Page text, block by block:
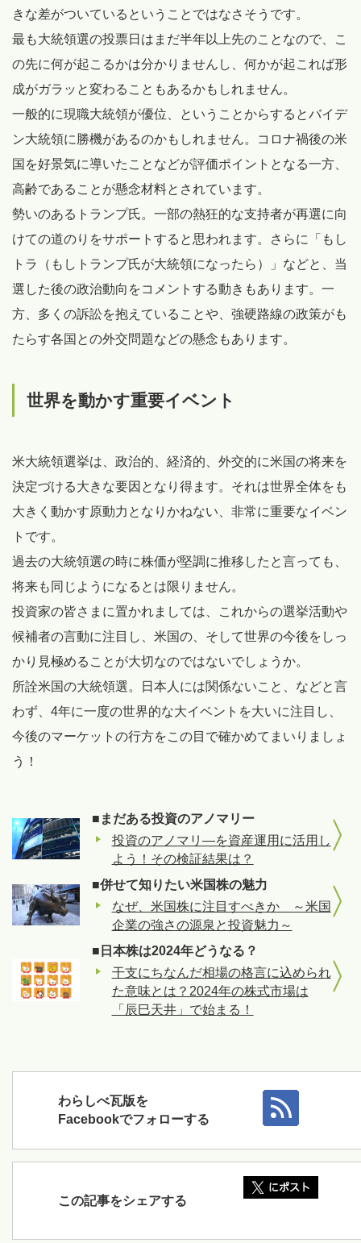
きな差がついているということではなさそうです。
最も大統領選の投票日はまだ半年以上先のことなので、こ
の先に何が起こるかは分かりませんし、何かが起これば形
成がガラッと変わることもあるかもしれません。
一般的に現職大統領が優位、ということからするとバイデ
ン大統領に勝機があるのかもしれません。コロナ禍後の米
国を好景気に導いたことなどが評価ポイントとなる一方、
高齢であることが懸念材料とされています。
勢いのあるトランプ氏。一部の熱狂的な支持者が再選に向
けての道のりをサポートすると思われます。さらに「もし
トラ（もしトランプ氏が大統領になったら）」などと、当
選した後の政治動向をコメントする動きもあります。一
方、多くの訴訟を抱えていることや、強硬路線の政策がも
たらす各国との外交問題などの懸念もあります。
世界を動かす重要イベント
米大統領選挙は、政治的、経済的、外交的に米国の将来を
決定づける大きな要因となり得ます。それは世界全体をも
大きく動かす原動力となりかねない、非常に重要なイベン
トです。
過去の大統領選の時に株価が堅調に推移したと言っても、
将来も同じようになるとは限りません。
投資家の皆さまに置かれましては、これからの選挙活動や
候補者の言動に注目し、米国の、そして世界の今後をしっ
かり見極めることが大切なのではないでしょうか。
所詮米国の大統領選。日本人には関係ないこと、などと言
わず、4年に一度の世界的な大イベントを大いに注目し、
今後のマーケットの行方をこの目で確かめてまいりましょ
う！
■まだある投資のアノマリー
投資のアノマリ―を資産運用に活用し
よう！その検証結果は？
■併せて知りたい米国株の魅力
なぜ、米国株に注目すべきか ～米国
企業の強さの源泉と投資魅力～
■日本株は2024年どうなる？
干支にちなんだ相場の格言に込められ
た意味とは？2024年の株式市場は
「辰巳天井」で始まる！
わらしべ瓦版を
Facebookでフォローする
この記事をシェアする